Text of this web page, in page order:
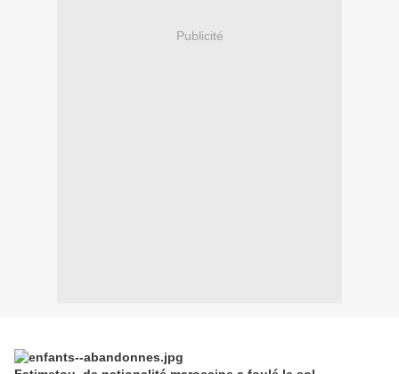
Publicité